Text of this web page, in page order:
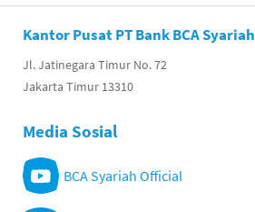
Kantor Pusat PT Bank BCA Syariah
Jl. Jatinegara Timur No. 72
Jakarta Timur 13310
Media Sosial
BCA Syariah Official